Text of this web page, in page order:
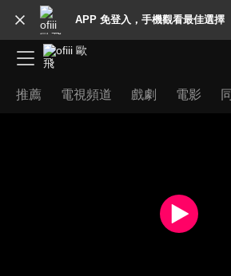
APP 免登入，手機觀看最佳選擇
推薦 電視頻道 戲劇 電影